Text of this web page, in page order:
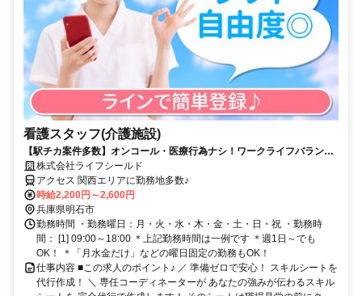
看護スタッフ(介護施設)
【駅チカ案件多数】オンコール・医療行為ナシ！ワークライフバランス
を大切にできる派遣看護師◎週1日～OK！
株式会社ライフシールド
アクセス 関西エリアに勤務地多数♪
時給2,200円～2,600円
兵庫県明石市
勤務時間 ・勤務曜日：月・火・水・木・金・土・日・祝 ・勤務時
間： [1] 09:00～18:00 ＊上記勤務時間は一例です ＊週1日～でも
OK！ ＊「月水金だけ」などの曜日固定の勤務もOK！
仕事内容 ■この求人のポイント♪ ／ 準備ゼロで安心！ スキルシートを
代行作成！ ＼ 専任コーディネーターが あなたの強みが伝わるスキル